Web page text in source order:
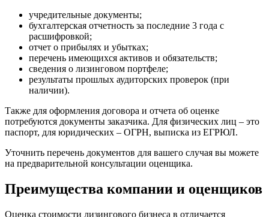
учредительные документы;
бухгалтерская отчетность за последние 3 года с
расшифровкой;
отчет о прибылях и убытках;
перечень имеющихся активов и обязательств;
сведения о лизинговом портфеле;
результаты прошлых аудиторских проверок (при
наличии).
Также для оформления договора и отчета об оценке
потребуются документы заказчика. Для физических лиц – это
паспорт, для юридических – ОГРН, выписка из ЕГРЮЛ.
Уточнить перечень документов для вашего случая вы можете
на предварительной консультации оценщика.
Преимущества компании и оценщиков
Оценка стоимости лизингового бизнеса в отличается
Дзержинск
Дзержинский
Димитровград
Дмитров
Долгопрудный
Домодедово
Дубна
Дюртюли
Егорьевск
Ейск
Екатеринбург
Елабуга
Елец